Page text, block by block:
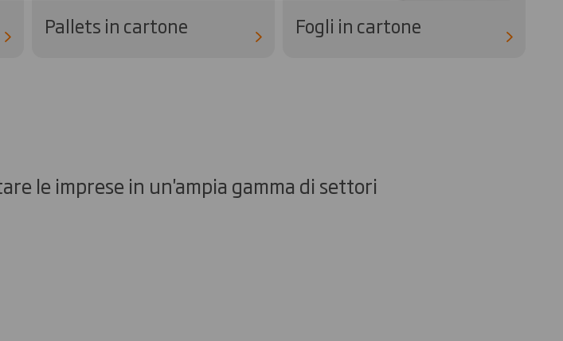
Pallets in cartone Fogli in cartone
le imprese in un'ampia gamma di settori